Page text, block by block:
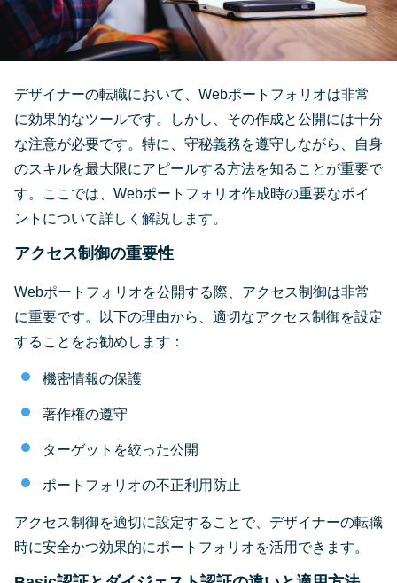
デザイナーの転職において、Webポートフォリオは非常
に効果的なツールです。しかし、その作成と公開には十分
な注意が必要です。特に、守秘義務を遵守しながら、自身
のスキルを最大限にアピールする方法を知ることが重要で
す。ここでは、Webポートフォリオ作成時の重要なポイ
ントについて詳しく解説します。
アクセス制御の重要性
Webポートフォリオを公開する際、アクセス制御は非常
に重要です。以下の理由から、適切なアクセス制御を設定
することをお勧めします：
機密情報の保護
著作権の遵守
ターゲットを絞った公開
ポートフォリオの不正利用防止
アクセス制御を適切に設定することで、デザイナーの転職
時に安全かつ効果的にポートフォリオを活用できます。